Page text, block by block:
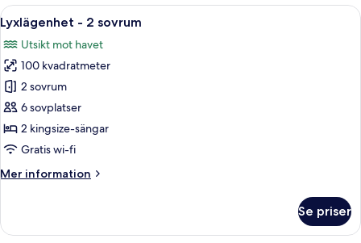
sovrum
havsutsikt
Öppna
alla
foton
för
Lyxlägenhet
-
2
sovrum
Ett semesterhotell med en central
7
Lyxlägenhet - 2 sovrum
Utsikt mot havet
100 kvadratmeter
2 sovrum
6 sovplatser
2 kingsize-sängar
Gratis wi-fi
Mer information
Mer
-
Se priser